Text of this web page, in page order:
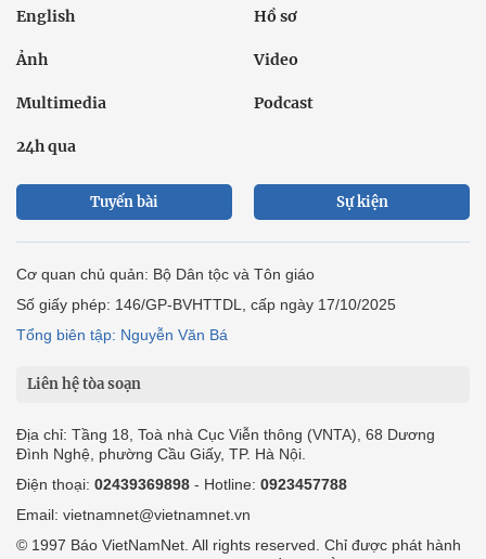
English Hồ sơ
Ảnh Video
Multimedia Podcast
24h qua
Tuyến bài Sự kiện
Cơ quan chủ quản: Bộ Dân tộc và Tôn giáo
Số giấy phép: 146/GP-BVHTTDL, cấp ngày 17/10/2025
Tổng biên tập: Nguyễn Văn Bá
Liên hệ tòa soạn
Địa chỉ: Tầng 18, Toà nhà Cục Viễn thông (VNTA), 68 Dương
Đình Nghệ, phường Cầu Giấy, TP. Hà Nội.
Điện thoại: 02439369898 - Hotline: 0923457788
Email: vietnamnet@vietnamnet.vn
© 1997 Báo VietNamNet. All rights reserved. Chỉ được phát hành